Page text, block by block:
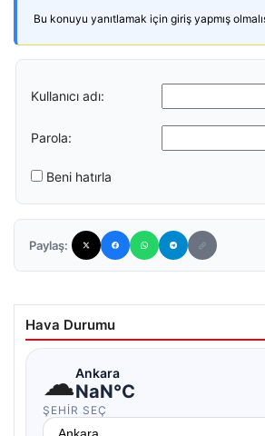
Bu konuyu yanıtlamak için giriş yapmış
Kullanıcı adı:
Parola:
Beni hatırla
Paylaş:
Hava Durumu
☁Ankara
NaN°C
ŞEHIR SEÇ